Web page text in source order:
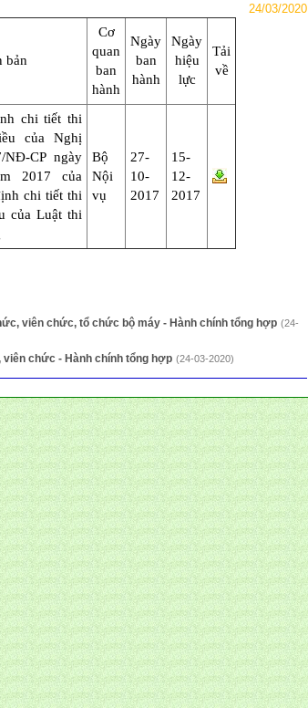
24/03/2020
bản
Cơ
quan
ban
hành
Ngày
ban
hành
Ngày
hiệu
lực
Tải
về
chi tiết thi
của Nghị
NĐ-CP ngày
2017 của
chi tiết thi
của Luật thi
Bộ
Nội
vụ
27-
10-
2017
15-
12-
2017
viên chức, tổ chức bộ máy - Hành chính tổng hợp (24-
chức - Hành chính tổng hợp (24-03-2020)